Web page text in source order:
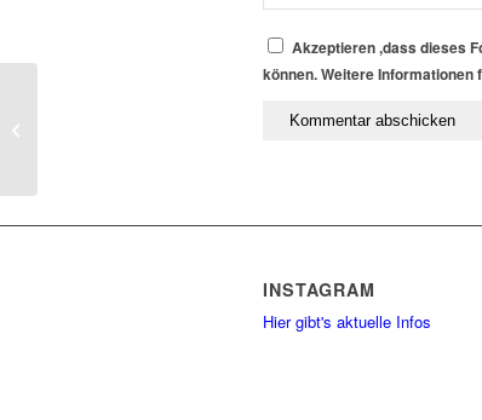
Akzeptieren ,dass dieses
können. Weitere
INSTAGRAM
Hier gibt's aktuelle Infos